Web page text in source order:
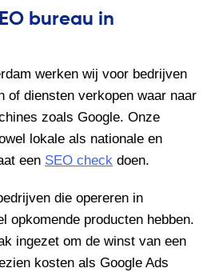
bureau in
werken wij voor bedrijven
of diensten verkopen waar naar
zoals Google. Onze
lokale als nationale en
een SEO check doen.
die opereren in
opkomende producten hebben.
ingezet om de winst van een
kosten als Google Ads